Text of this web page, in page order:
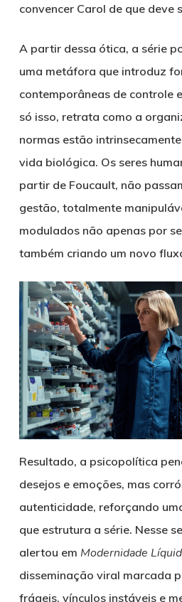
convencer Carol de que deve
A partir dessa ótica, a série
uma metáfora que introduz
contemporâneas de controle
só isso, retrata como a
normas estão
vida biológica. Os seres
partir de Foucault, não
gestão, totalmente
modulados não apenas por
também criando um novo
Resultado, a psicopolítica
desejos e emoções, mas
autenticidade, reforçando
que estrutura a série. Nesse
alertou em Modernidade
disseminação viral marcada
frágeis, vínculos instáveis e